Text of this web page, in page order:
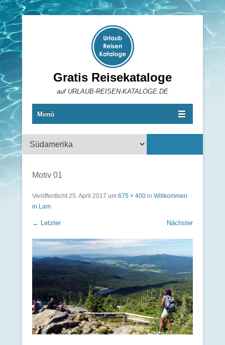
Gratis Reisekataloge
auf URLAUB-REISEN-KATALOGE.DE
Menü
Reisekataloge
Motiv 01
Veröffentlicht25. April 2017 um 675 × 400 in Willkommen
in Lam
← Letzter Nächster